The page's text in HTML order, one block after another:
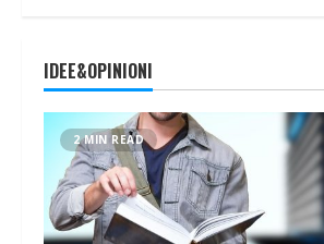
IDEE&OPINIONI
2 MIN READ